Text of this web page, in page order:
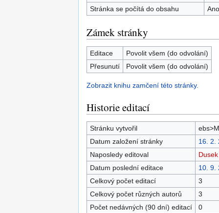
Stránka se počítá do obsahu
Ano
Zámek stránky
Editace
Povolit všem (do odvolání)
Přesunutí
Povolit všem (do odvolání)
Zobrazit knihu zamčení této stránky.
Historie editací
Stránku vytvořil
Datum založení stránky
16. 2.
Naposledy editoval
Dusek
Datum poslední editace
10. 9.
Celkový počet editací
3
Celkový počet různých autorů
3
Počet nedávných (90 dní) editací
0